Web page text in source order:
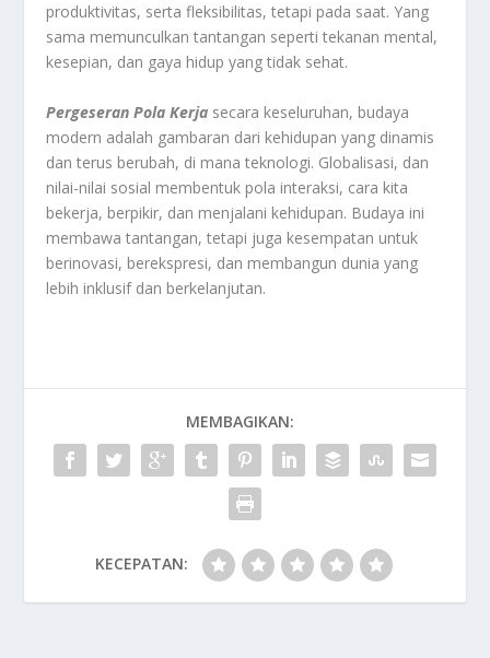
produktivitas, serta fleksibilitas, tetapi pada saat. Yang
sama memunculkan tantangan seperti tekanan mental,
kesepian, dan gaya hidup yang tidak sehat.
Pergeseran Pola Kerja secara keseluruhan, budaya
modern adalah gambaran dari kehidupan yang dinamis
dan terus berubah, di mana teknologi. Globalisasi, dan
nilai-nilai sosial membentuk pola interaksi, cara kita
bekerja, berpikir, dan menjalani kehidupan. Budaya ini
membawa tantangan, tetapi juga kesempatan untuk
berinovasi, berekspresi, dan membangun dunia yang
lebih inklusif dan berkelanjutan.
MEMBAGIKAN:
KECEPATAN: